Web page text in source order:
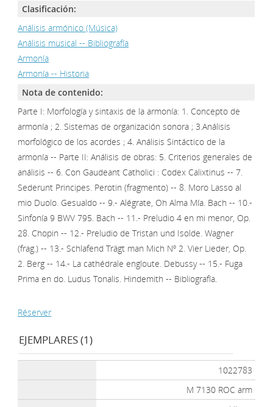
Clasificación:
Análisis armónico (Música)
Análisis musical -- Bibliografía
Armonía
Armonía -- Historia
Nota de contenido:
Parte I: Morfología y sintaxis de la armonía: 1. Concepto de
armonía ; 2. Sistemas de organización sonora ; 3.Análisis
morfológico de los acordes ; 4. Análisis Sintáctico de la
armonía -- Parte II: Análisis de obras: 5. Criterios generales de
análisis -- 6. Con Gaudeant Catholici : Codex Calixtinus -- 7.
Sederunt Principes. Perotin (fragmento) -- 8. Moro Lasso al
mio Duolo. Gesualdo -- 9.- Alégrate, Oh Alma Mía. Bach -- 10.-
Sinfonía 9 BWV 795. Bach -- 11.- Preludio 4 en mi menor, Op.
28. Chopin -- 12.- Preludio de Tristan und Isolde. Wagner
(frag.) -- 13.- Schlafend Trägt man Mich Nº 2. Vier Lieder, Op.
2. Berg -- 14.- La cathédrale engloute. Debussy -- 15.- Fuga
Prima en do. Ludus Tonalis. Hindemith -- Bibliografía.
Réserver
EJEMPLARES (1)
1022783
M 7130 ROC arm